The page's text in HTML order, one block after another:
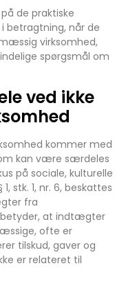
de praktiske
betragtning, når de
virksomhed,
spørgsmål om
ved ikke
kommer med
kan være særdeles
på sociale, kulturelle
stk. 1, nr. 6, beskattes
fra
at indtægter
ofte er
tilskud, gaver og
er relateret til